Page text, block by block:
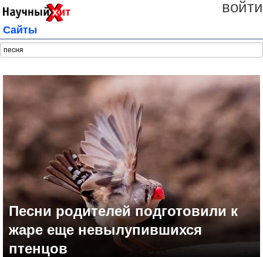
войти
Сайты
Песни родителей подготовили к
жаре еще невылупившихся
птенцов